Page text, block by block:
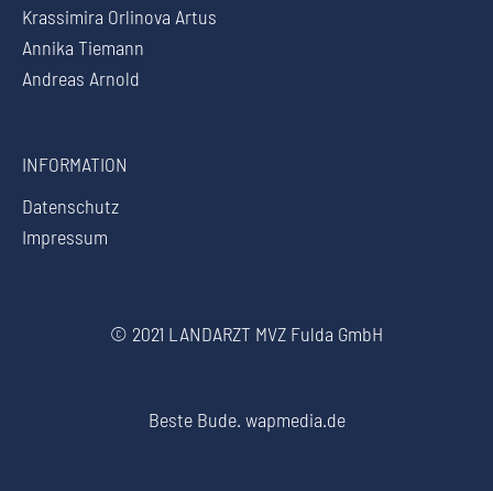
Krassimira Orlinova Artus
Annika Tiemann
Andreas Arnold
INFORMATION
Datenschutz
Impressum
© 2021 LANDARZT MVZ Fulda GmbH
Beste Bude. wapmedia.de